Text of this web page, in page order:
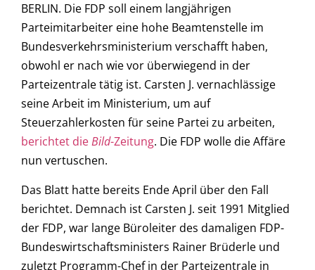
BERLIN. Die FDP soll einem langjährigen
Parteimitarbeiter eine hohe Beamtenstelle im
Bundesverkehrsministerium verschafft haben,
obwohl er nach wie vor überwiegend in der
Parteizentrale tätig ist. Carsten J. vernachlässige
seine Arbeit im Ministerium, um auf
Steuerzahlerkosten für seine Partei zu arbeiten,
berichtet dieBild-Zeitung. Die FDP wolle die Affäre
nun vertuschen.
Das Blatt hatte bereits Ende April über den Fall
berichtet. Demnach ist Carsten J. seit 1991 Mitglied
der FDP, war lange Büroleiter des damaligen FDP-
Bundeswirtschaftsministers Rainer Brüderle und
zuletzt Programm-Chef in der Parteizentrale in